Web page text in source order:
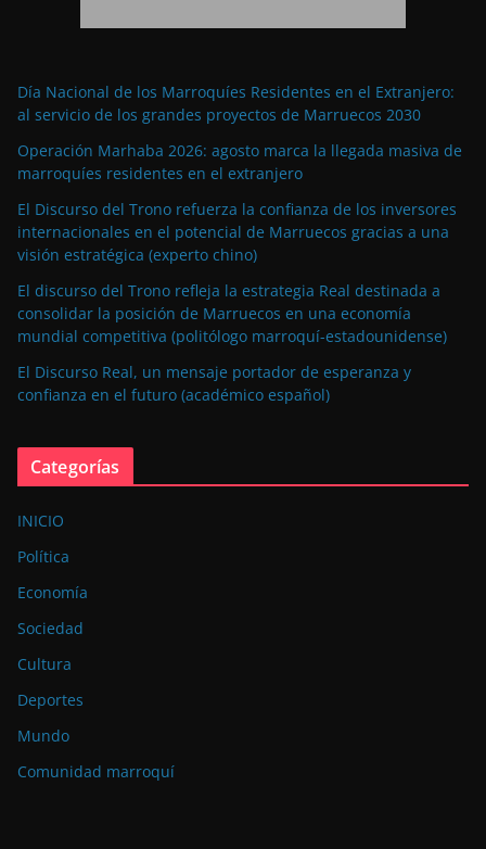
Día Nacional de los Marroquíes Residentes en el Extranjero:
al servicio de los grandes proyectos de Marruecos 2030
Operación Marhaba 2026: agosto marca la llegada masiva de
marroquíes residentes en el extranjero
El Discurso del Trono refuerza la confianza de los inversores
internacionales en el potencial de Marruecos gracias a una
visión estratégica (experto chino)
El discurso del Trono refleja la estrategia Real destinada a
consolidar la posición de Marruecos en una economía
mundial competitiva (politólogo marroquí-estadounidense)
El Discurso Real, un mensaje portador de esperanza y
confianza en el futuro (académico español)
Categorías
INICIO
Política
Economía
Sociedad
Cultura
Deportes
Mundo
Comunidad marroquí